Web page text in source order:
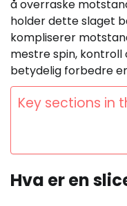
å overraske
holder dette slaget
kompliserer
mestre spin, kontroll
betydelig forbedre
Key sections in
Hva er en